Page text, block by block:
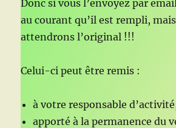
Donc si vous l’envoyez par
au courant qu’il est rempli,
attendrons l’original !!!
Celui-ci peut être remis :
à votre responsable
apporté à la permanence du